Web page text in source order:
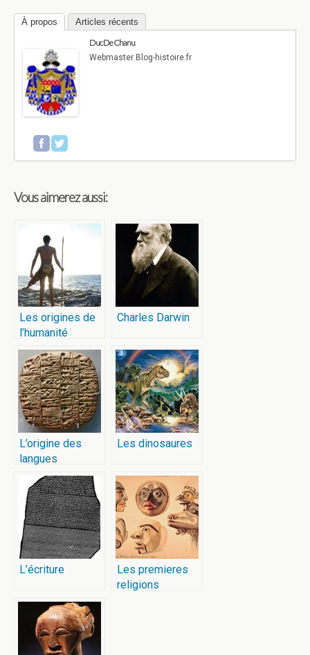
À propos
Articles récents
Duc De Chanu
Webmaster Blog-histoire.fr
Vous aimerez aussi:
Les origines de
l’humanité
Charles Darwin
L’origine des
langues
Les dinosaures
L’écriture
Les premieres
religions